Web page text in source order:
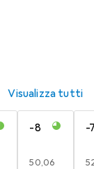
Visualizza tutti
-8
EUR
50,06
-